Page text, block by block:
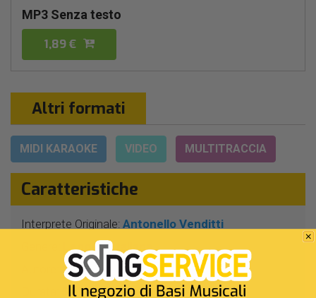
MP3 Senza testo
1,89 €
Altri formati
MIDI KARAOKE VIDEO MULTITRACCIA
Caratteristiche
Interprete Originale: Antonello Venditti
Leggera Italiana
A.Venditti
5 Min 31 Sec